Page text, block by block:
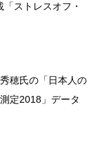
ストレスオフ・
穂氏の「日本人の
定2018」データ